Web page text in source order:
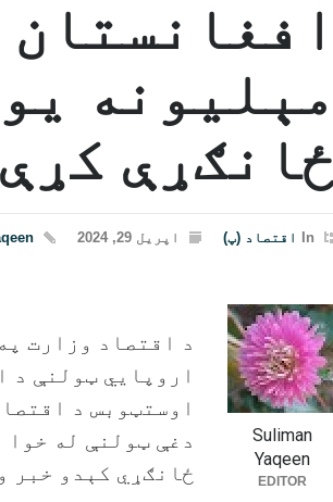
مېلیونه
ځانګړې کړې
In اقتصاد (پ) اپریل 29, 2024
د اقتصاد وزارت
اروپايي ټولنې د
اوستټوبس د
ځانګړي کېدو خبر
Suliman
Yaqeen
EDITOR